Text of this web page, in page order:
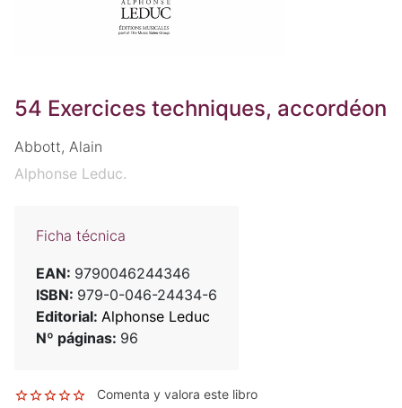
54 Exercices techniques, accordéon
Abbott, Alain
Alphonse Leduc.
Ficha técnica
EAN: 9790046244346
ISBN: 979-0-046-24434-6
Editorial: Alphonse Leduc
Nº páginas: 96
Comenta y valora este libro